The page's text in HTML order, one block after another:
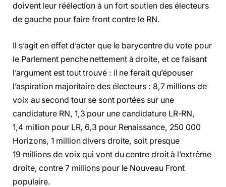
doivent leur réélection à un fort soutien des électeurs
de gauche pour faire front contre le RN.
Il s’agit en effet d’acter que le barycentre du vote pour
le Parlement penche nettement à droite, et ce faisant
l’argument est tout trouvé : il ne ferait qu’épouser
l’aspiration majoritaire des électeurs : 8,7 millions de
voix au second tour se sont portées sur une
candidature RN, 1,3 pour une candidature LR-RN,
1,4 million pour LR, 6,3 pour Renaissance, 250 000
Horizons, 1 million divers droite, soit presque
19 millions de voix qui vont du centre droit à l’extrême
droite, contre 7 millions pour le Nouveau Front
populaire.